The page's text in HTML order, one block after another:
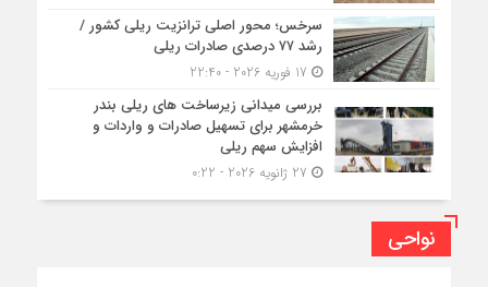
سرخس؛ محور اصلی ترانزیت ریلی کشور /
رشد ۷۷ درصدی صادرات ریلی
بررسی میدانی زیرساخت های ریلی بندر
خرمشهر برای تسهیل صادرات و واردات و
افزایش سهم ریلی
نواحی